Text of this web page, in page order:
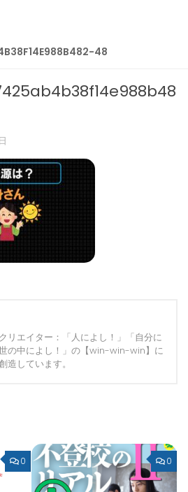
48
リエイター：「人によし！」「自分に
の中によし！」の【win-win-win】に
造しています。
0 0